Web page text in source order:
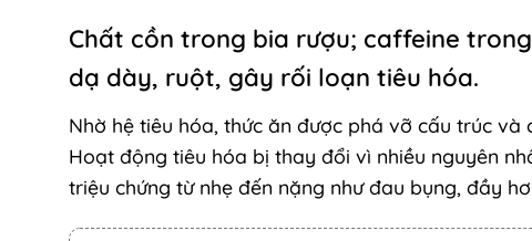
Chất cồn trong bia rượu; caffeine
dạ dày, ruột, gây rối loạn tiêu hóa.
Nhờ hệ tiêu hóa, thức ăn được phá vỡ cấu trúc
Hoạt động tiêu hóa bị thay đổi vì nhiều nguyên
triệu chứng từ nhẹ đến nặng như đau bụng, đầy